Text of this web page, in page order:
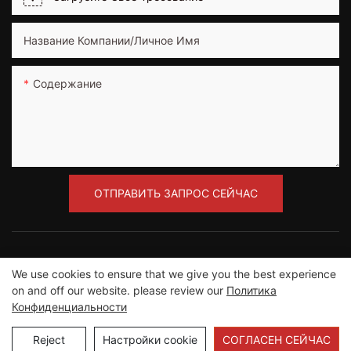
Название Компании/Личное Имя
Содержание
ОТПРАВИТЬ ЗАПРОС СЕЙЧАС
Авторское право © 2012-2023 Компания
Guangzhou Road Sunshine Sports Wear co., Ltd. |
Карта сайта
We use cookies to ensure that we give you the best experience
on and off our website. please review our Политика
Конфиденциальности
Reject Настройки cookie СОГЛАСЕН СЕЙЧАС